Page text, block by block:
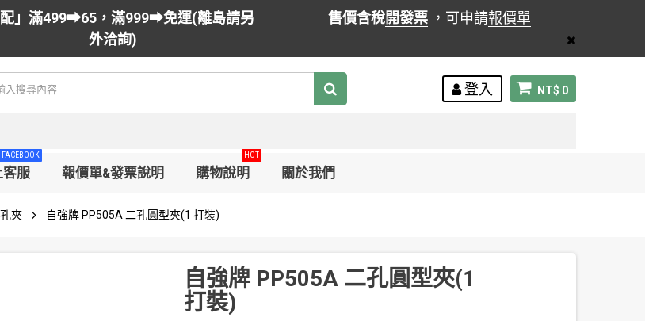
配」滿499➡65，滿999➡免運(離島請另
外洽詢)
售價含稅開發票 ，可申請報價單
NT$ 0
登入
服
FACEBOOK
報價單&發票說明 購物說明
HOT
關於我們
夾 自強牌 PP505A 二孔圓型夾(1 打裝)
自強牌 PP505A 二孔圓型夾(1
打裝)